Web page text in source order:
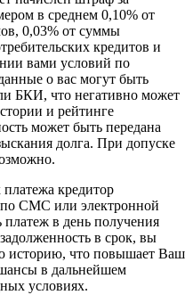
в среднем 0,10% от
0,03% от суммы
кредитов и
вами условий по
о вас могут быть
БКИ, что негативно может
и рейтинге
может быть передана
долга. При допуске
кредитор
по СМС или электронной
в день получения
в срок, вы
историю, что повышает Ваш
в дальнейшем
условиях.